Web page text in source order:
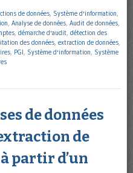
de données, Système d'information,
, Analyse de données, Audit de données,
, démarche d'audit, détection des
des données, extraction de données,
, PGI, Système d'information, Système
de données
de
à partir d’un